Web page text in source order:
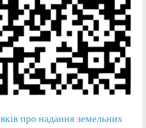
про надання земельних